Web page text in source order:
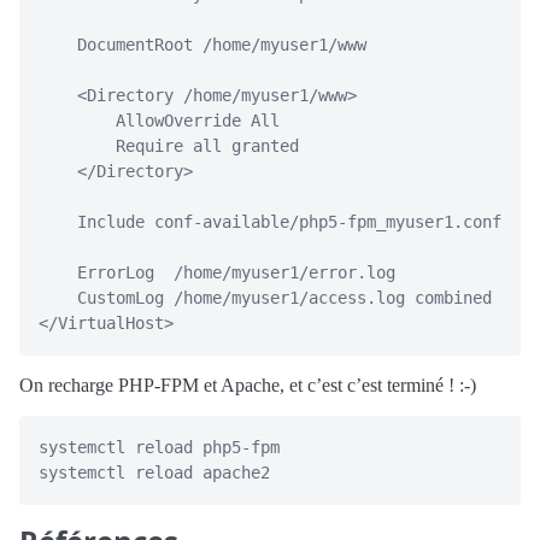
    DocumentRoot /home/myuser1/www
    <Directory /home/myuser1/www>
        AllowOverride All
        Require all granted
    </Directory>
    Include conf-available/php5-fpm_myuser1.conf
    ErrorLog  /home/myuser1/error.log
    CustomLog /home/myuser1/access.log combined
On recharge PHP-FPM et Apache, et c’est c’est terminé ! :-)
systemctl reload php5-fpm